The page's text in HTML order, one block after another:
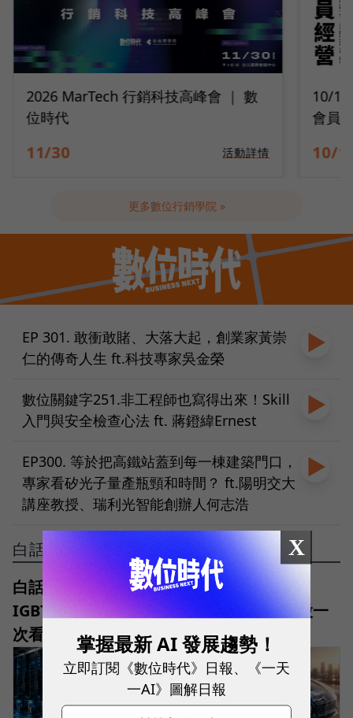
10/14 深度會員經營｜2026 打造最強
會員變現引擎
10/14 活動詳情
9/22
隊工
09/
更多數位行銷學院 »
EP 301. 敢衝敢賭、大落大起，創業家黃崇
仁的傳奇人生 ft.科技專家吳金榮
數位關鍵字251.非工程師也寫得出來！Skill
入門與安全檢查心法 ft. 蔣鐙緯Ernest
EP300. 等於把高鐵站蓋到每一棟建築門口，
專家看矽光子量產瓶頸和時間？ ft.陽明交大
講座教授、瑞利光智能創辦人何志浩
白話科技
白話科技｜功率半導體是什麼？MOSFET、
IGBT、SiC、GaN差在哪？台股18檔概念股一
次看
X
掌握最新 AI 發展趨勢！
立即訂閱《數位時代》日報、《一天
一AI》圖解日報